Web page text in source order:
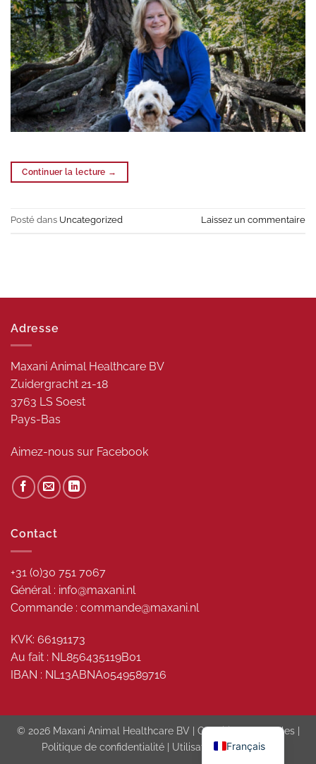
Continuer la lecture →
Posté dans Uncategorized Laissez un commentaire
Adresse
Maxani Animal Healthcare BV
Zuidergracht 21-18
3763 LS Soest
Pays-Bas
Aimez-nous sur Facebook
Contact
+31 (0)30 751 7067
Général : info@maxani.nl
Commande : commande@maxani.nl
KVK: 66191173
Au fait : NL856435119B01
IBAN : NL13ABNA0549589716
© 2026 Maxani Animal Healthcare BV | Conditions générales|
Politique de confidentialité| Utilisation des cookies
Français